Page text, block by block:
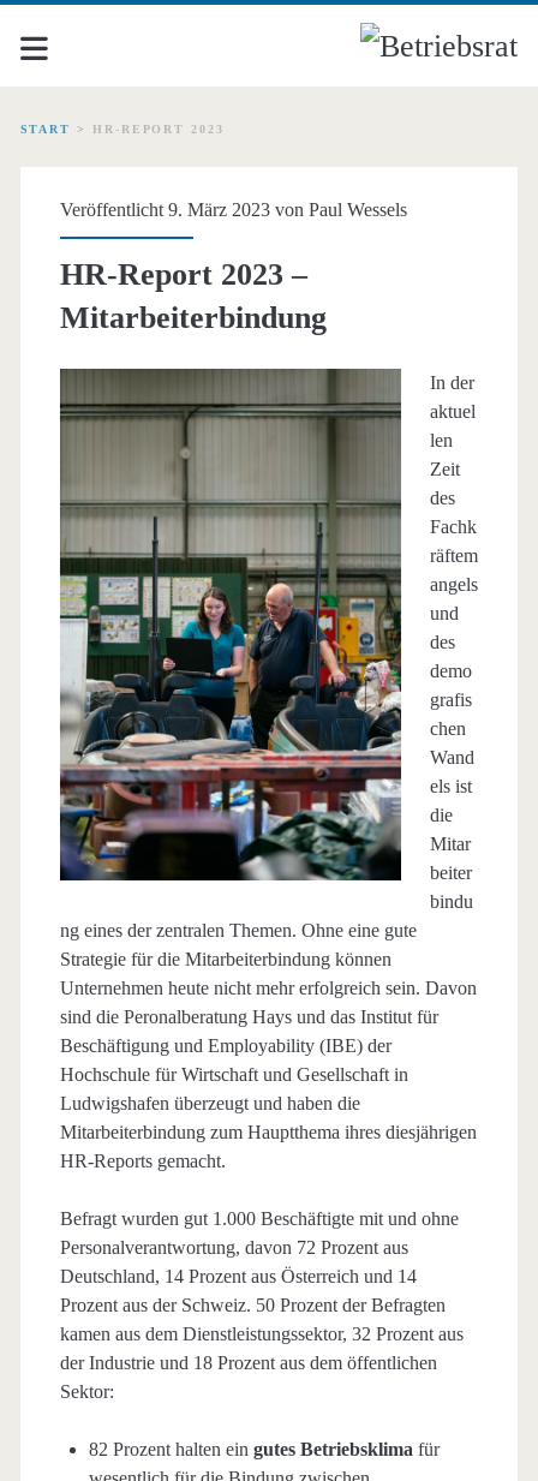
START > HR-REPORT 2023
Schlagwort:
<span>HR-
Report
2023</span>
Veröffentlicht 9. März 2023 von Paul Wessels
HR-Report 2023 –
Mitarbeiterbindung
In der
aktuel
len
Zeit
des
Fachk
räftem
angels
und
des
demo
grafis
chen
Wand
els ist
die
Mitar
beiter
bindu
ng eines der zentralen Themen. Ohne eine gute
Strategie für die Mitarbeiterbindung können
Unternehmen heute nicht mehr erfolgreich sein. Davon
sind die Peronalberatung Hays und das Institut für
Beschäftigung und Employability (IBE) der
Hochschule für Wirtschaft und Gesellschaft in
Ludwigshafen überzeugt und haben die
Mitarbeiterbindung zum Hauptthema ihres diesjährigen
HR-Reports gemacht.
Befragt wurden gut 1.000 Beschäftigte mit und ohne
Personalverantwortung, davon 72 Prozent aus
Deutschland, 14 Prozent aus Österreich und 14
Prozent aus der Schweiz. 50 Prozent der Befragten
kamen aus dem Dienstleistungssektor, 32 Prozent aus
der Industrie und 18 Prozent aus dem öffentlichen
Sektor:
82 Prozent halten ein gutes Betriebsklima für